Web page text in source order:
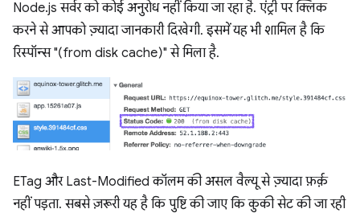
Node.js सर्वर को कोई अनुरोध नहीं किया जा रहा है. एंट्री पर क्लिक
करने से आपको ज़्यादा जानकारी दिखेगी. इसमें यह भी शामिल है कि
रिस्पॉन्स "(from disk cache)" से मिला है.
ETag और Last-Modified कॉलम की असल वैल्यू से ज़्यादा फ़र्क़
नहीं पड़ता. सबसे ज़रूरी यह है कि पुष्टि की जाए कि कुकी सेट की जा रही